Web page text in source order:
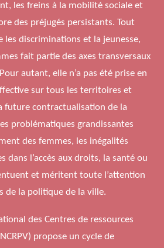
les freins à la mobilité sociale et
des préjugés persistants. Tout
discriminations et la jeunesse,
fait partie des axes transversaux
autant, elle n’a pas été prise en
sur tous les territoires et
future contractualisation de la
problématiques grandissantes
des femmes, les inégalités
dans l’accès aux droits, la santé ou
et méritent toute l’attention
de la politique de la ville.
des Centres de ressources
propose un cycle de